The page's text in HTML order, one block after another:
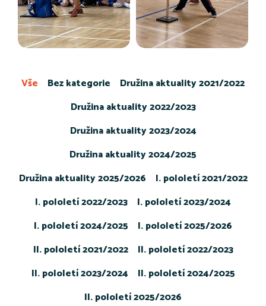
Bez kategorie
Družina aktuality 2021/2022
Družina aktuality 2022/2023
Družina aktuality 2023/2024
Družina aktuality 2024/2025
Družina aktuality 2025/2026
I. pololetí 2021/2022
I. pololetí 2022/2023
I. pololetí 2023/2024
I. pololetí 2024/2025
I. pololetí 2025/2026
II. pololetí 2021/2022
II. pololetí 2022/2023
II. pololetí 2023/2024
II. pololetí 2024/2025
II. pololetí 2025/2026
Vše